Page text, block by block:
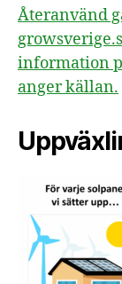
Återanvänd
information
anger källan.